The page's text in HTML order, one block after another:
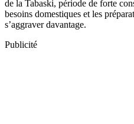
de la Tabaski, période de forte
besoins domestiques et les
s’aggraver davantage.
Publicité